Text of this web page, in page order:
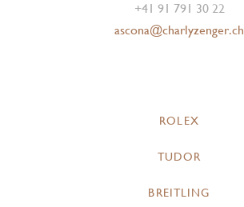
+41 91 791 30 22
ascona@charlyzenger.ch
ROLEX
TUDOR
BREITLING